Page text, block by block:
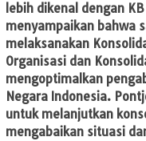
lebih dikenal dengan
menyampaikan bahwa
melaksanakan
Organisasi dan
mengoptimalkan
Negara Indonesia.
untuk melanjutkan
mengabaikan situasi